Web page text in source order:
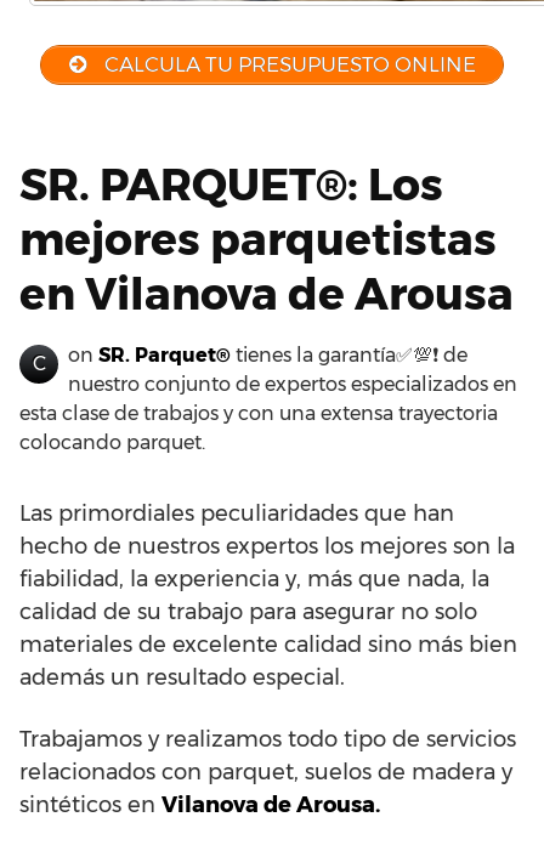
CALCULA TU PRESUPUESTO ONLINE
SR. PARQUET®: Los
mejores parquetistas
en Vilanova de Arousa
C on SR. Parquet® tienes la garantía✅💯❗ de
nuestro conjunto de expertos especializados en
esta clase de trabajos y con una extensa trayectoria
colocando parquet.
Las primordiales peculiaridades que han
hecho de nuestros expertos los mejores son la
fiabilidad, la experiencia y, más que nada, la
calidad de su trabajo para asegurar no solo
materiales de excelente calidad sino más bien
además un resultado especial.
Trabajamos y realizamos todo tipo de servicios
relacionados con parquet, suelos de madera y
sintéticos en Vilanova de Arousa.